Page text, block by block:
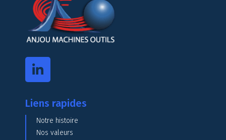
Liens rapides
Notre histoire
Nos valeurs